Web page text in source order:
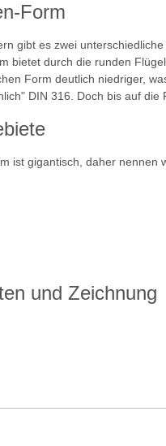
Form
gibt es zwei
bietet durch die runden
Form deutlich niedriger,
DIN 316. Doch bis auf die
ist gigantisch, daher nennen
und Zeichnung